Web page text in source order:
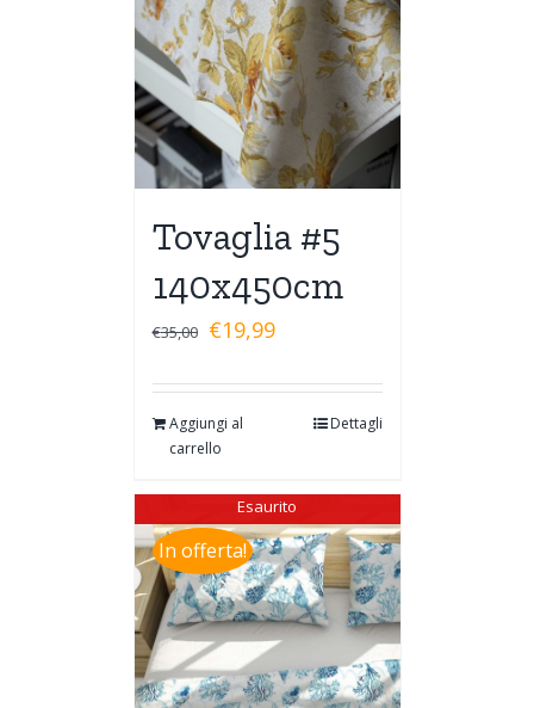
Tovaglia #5
140x450cm
€35,00 €19,99
Aggiungi al
carrello
Dettagli
In offerta!
Esaurito